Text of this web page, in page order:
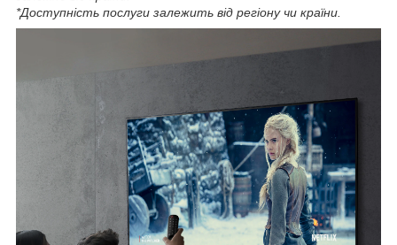
*Доступність послуги залежить від регіону чи країни.